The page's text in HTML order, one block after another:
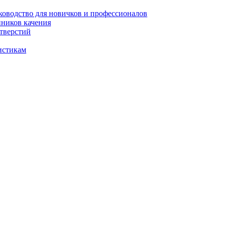
для новичков и профессионалов
качения